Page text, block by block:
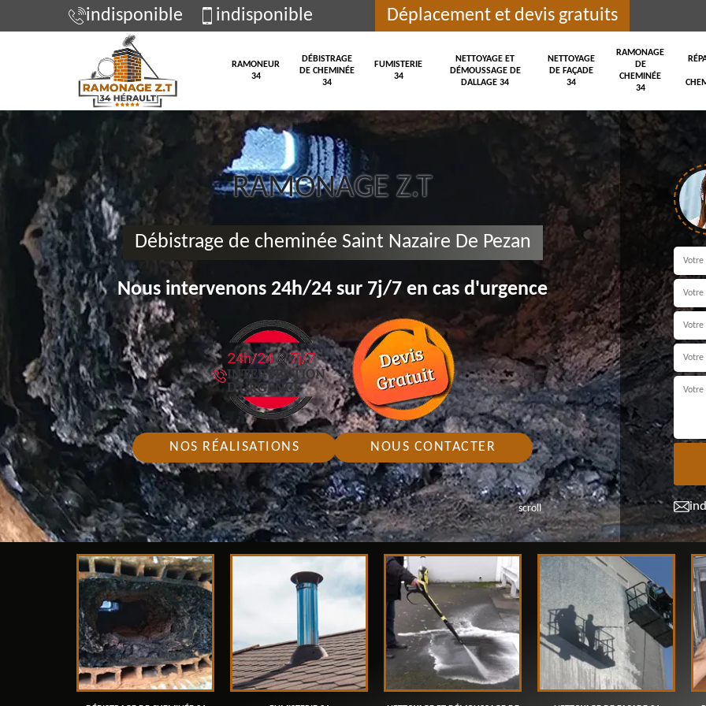
indisponible indisponible Déplacement et devis gratuits
RAMONEUR
34
DÉBISTRAGE
DE CHEMINÉE
34
FUMISTERIE
34
NETTOYAGE ET
DÉMOUSSAGE DE
DALLAGE 34
NETTOYAGE
DE FAÇADE
34
RAMONAGE
DE
CHEMINÉE
34
scroll
RAMONAGE Z.T
Débistrage de cheminée Saint Nazaire De Pezan
Nous intervenons 24h/24 sur 7j/7 en cas d'urgence
NOS RÉALISATIONS NOUS CONTACTER